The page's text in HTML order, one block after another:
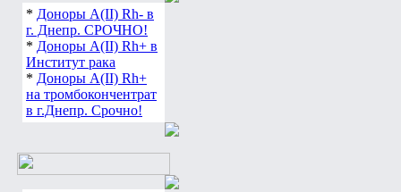
* Доноры А(ІІ) Rh- в
г. Днепр. СРОЧНО!
* Доноры А(ІІ) Rh+ в
Институт рака
* Доноры А(ІІ) Rh+
на тромбокончентрат
в г.Днепр. Срочно!